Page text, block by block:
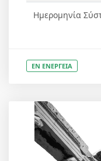
Ημερομηνία
ΕΝ ΕΝΕΡΓΕΙΑ